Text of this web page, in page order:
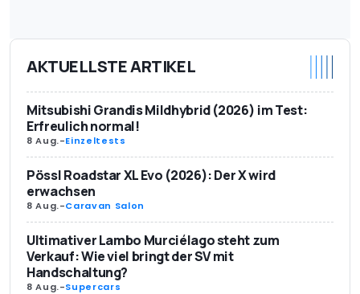
AKTUELLSTE ARTIKEL
Mitsubishi Grandis Mildhybrid (2026) im Test:
Erfreulich normal!
8 Aug.-Einzeltests
Pössl Roadstar XL Evo (2026): Der X wird
erwachsen
8 Aug.-Caravan Salon
Ultimativer Lambo Murciélago steht zum
Verkauf: Wie viel bringt der SV mit
Handschaltung?
8 Aug.-Supercars